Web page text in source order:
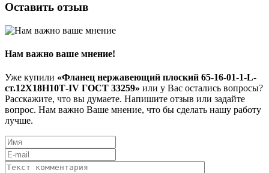
Оставить отзыв
Нам важно ваше мнение!
Уже купили «Фланец нержавеющий плоский 65-16-01-1-L-
ст.12Х18Н10Т-IV ГОСТ 33259» или у Вас остались вопросы?
Расскажите, что вы думаете. Напишите отзыв или задайте
вопрос. Нам важно Ваше мнение, что бы сделать нашу работу
лучше.